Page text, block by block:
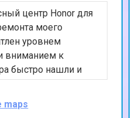
от 60 мин
центр Honor для
моего
уровнем
вниманием к
быстро нашли и
а также
советы по
Ценю ваш
maps